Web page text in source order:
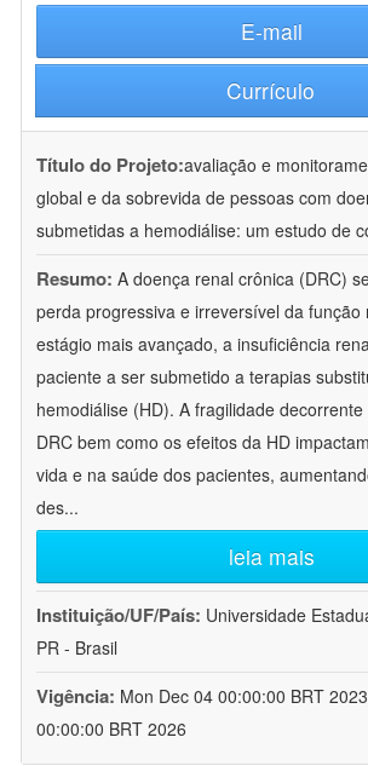
E-mail
Currículo
Título do Projeto:avaliação e
global e da sobrevida de pessoas com
submetidas a hemodiálise: um estudo de
Resumo: A doença renal crônica (DRC)
perda progressiva e irreversível da função
estágio mais avançado, a insuficiência
paciente a ser submetido a terapias
hemodiálise (HD). A fragilidade
DRC bem como os efeitos da HD
vida e na saúde dos pacientes,
des...
leia mais
Instituição/UF/País: Universidade
PR - Brasil
Vigência: Mon Dec 04 00:00:00 BRT
00:00:00 BRT 2026